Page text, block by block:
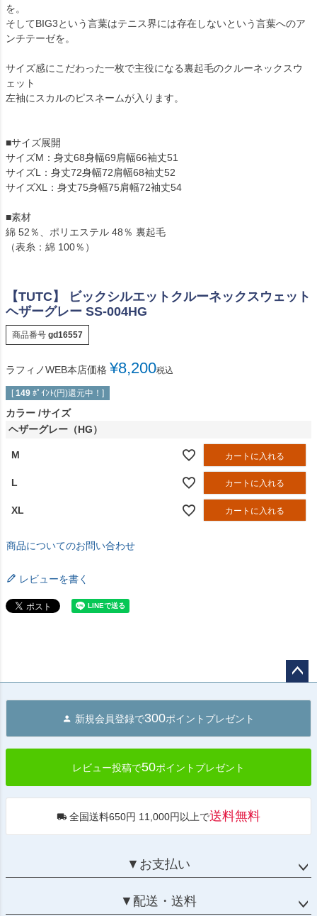
を。
そしてBIG3という言葉はテニス界には存在しないという言葉へのア
ンチテーゼを。
サイズ感にこだわった一枚で主役になる裏起毛のクルーネックスウ
ェット
左袖にスカルのピスネームが入ります。
■サイズ展開
サイズM：身丈68身幅69肩幅66袖丈51
サイズL：身丈72身幅72肩幅68袖丈52
サイズXL：身丈75身幅75肩幅72袖丈54
■素材
綿 52％、ポリエステル 48％ 裏起毛
（表糸：綿 100％）
【TUTC】 ビックシルエットクルーネックスウェット
ヘザーグレー SS-004HG
商品番号 gd16557
ラフィノWEB本店価格 ¥8,200税込
[ 149 ﾎﾟｲﾝﾄ(円)還元中！]
カラー サイズ
ヘザーグレー（HG）
M カートに入れる
L カートに入れる
XL カートに入れる
商品についてのお問い合わせ
レビューを書く
へ
新規会員登録で300ポイントプレゼント
レビュー投稿で50ポイントプレゼント
全国送料650円 11,000円以上で送料無料
▼お支払い
▼配送・送料